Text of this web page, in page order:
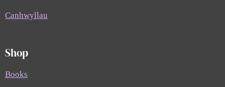
Canhwyllau
Shop
Books